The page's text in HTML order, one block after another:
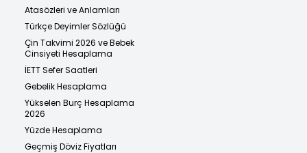
Atasözleri ve Anlamları
Türkçe Deyimler Sözlüğü
Çin Takvimi 2026 ve Bebek
Cinsiyeti Hesaplama
İETT Sefer Saatleri
Gebelik Hesaplama
Yükselen Burç Hesaplama
2026
Yüzde Hesaplama
Geçmiş Döviz Fiyatları